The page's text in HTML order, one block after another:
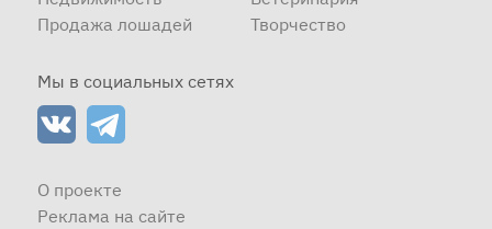
Продажа лошадей
Творчество
Мы в социальных сетях
О проекте
Реклама на сайте